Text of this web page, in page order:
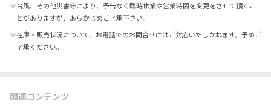
※台風、その他災害等により、予告なく臨時休業や営業時間を変更をさせて頂くこ
とがありますが、あらかじめご了承下さい。
※在庫・販売状況について、お電話でのお問合せにはご対応いたしかねます。予めご
了承ください。
関連コンテンツ